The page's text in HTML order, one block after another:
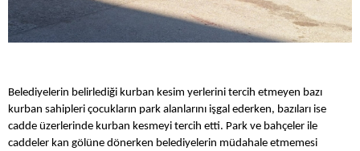
Belediyelerin belirlediği kurban kesim yerlerini tercih etmeyen bazı
kurban sahipleri çocukların park alanlarını işgal ederken, bazıları ise
cadde üzerlerinde kurban kesmeyi tercih etti. Park ve bahçeler ile
caddeler kan gölüne dönerken belediyelerin müdahale etmemesi